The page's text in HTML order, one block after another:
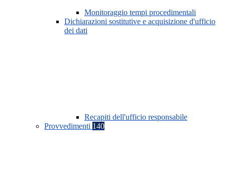
Monitoraggio tempi procedimentali
Dichiarazioni sostitutive e acquisizione d'ufficio
dei dati
Recapiti dell'ufficio responsabile
Provvedimenti 140